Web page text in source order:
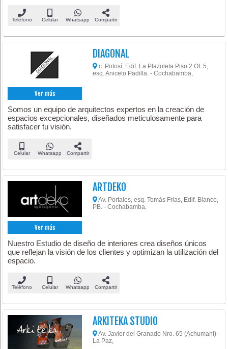
Teléfono Celular Whatsapp Compartir
Ver más
DIAGONAL
c. Potosí, Edif. La Plazoleta Piso 2 Of. 5,
esq. Aniceto Padilla. - Cochabamba,
Somos un equipo de arquitectos expertos en la creación de
espacios excepcionales, diseñados meticulosamente para
satisfacer tu visión.
Celular Whatsapp Compartir
Ver más
ARTDEKO
Av. Portales, esq. Tomás Frias, Edif. Blanco,
PB. - Cochabamba,
Nuestro Estudio de diseño de interiores crea diseños únicos
que reflejan la visión de los clientes y optimizan la utilización del
espacio.
Teléfono Celular Whatsapp Compartir
ARKITEKA STUDIO
Av. Javier del Granado Nro. 65 (Achumani) -
La Paz,